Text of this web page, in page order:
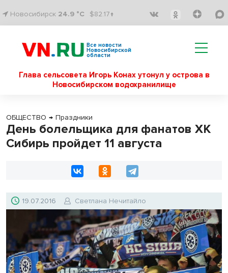
Новосибирск 24.9 °C $82.17↑
Все новости
Новосибирской
области
Глава сельсовета Игорь Конах утонул у острова в
Новосибирском водохранилище
ОБЩЕСТВО → Праздники
День болельщика для фанатов ХК
Сибирь пройдет 11 августа
19.07.2016 Светлана Нечитайло